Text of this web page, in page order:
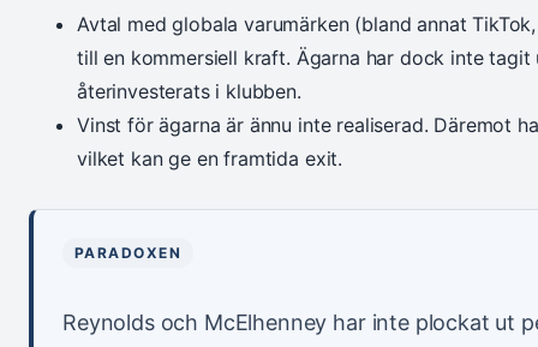
Avtal med globala varumärken (bland annat
till en kommersiell kraft. Ägarna har dock inte
återinvesterats i klubben.
Vinst för ägarna är ännu inte realiserad. Däremot
vilket kan ge en framtida exit.
PARADOXEN
Reynolds och McElhenney har inte plockat ut